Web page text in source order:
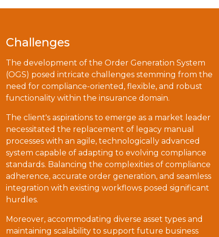
Challenges
The development of the Order Generation System
(OGS) posed intricate challenges stemming from the
need for compliance-oriented, flexible, and robust
functionality within the insurance domain.
The client's aspirations to emerge as a market leader
necessitated the replacement of legacy manual
processes with an agile, technologically advanced
system capable of adapting to evolving compliance
standards. Balancing the complexities of compliance
adherence, accurate order generation, and seamless
integration with existing workflows posed significant
hurdles.
Moreover, accommodating diverse asset types and
maintaining scalability to support future business